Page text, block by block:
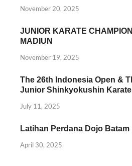
November 20, 2025
JUNIOR KARATE
MADIUN
November 19, 2025
The 26th Indonesia Open &
Junior Shinkyokushin
July 11, 2025
Latihan Perdana Dojo Batam
April 30, 2025